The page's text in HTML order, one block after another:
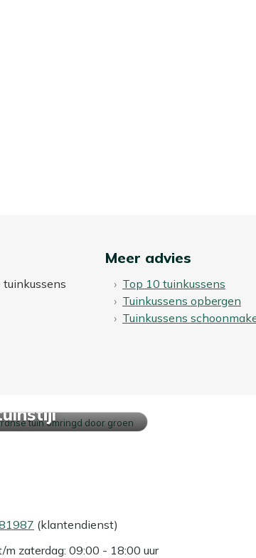
Meer advies
Top 10 tuinkussens
Tuinkussens opbergen
Tuinkussens
(klantendienst)
m zaterdag: 09:00 - 18:00 uur